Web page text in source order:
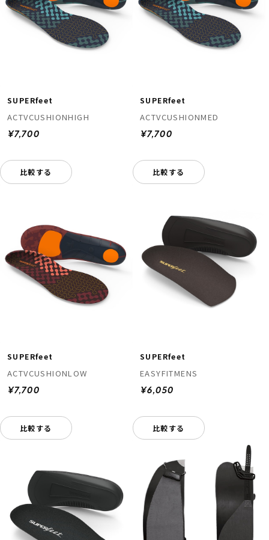
SUPERfeet
ACTVCUSHIONHIGH
¥7,700
比較する
SUPERfeet
ACTVCUSHIONMED
¥7,700
比較する
SUPERfeet
ACTVCUSHIONLOW
¥7,700
比較する
SUPERfeet
EASYFITMENS
¥6,050
比較する